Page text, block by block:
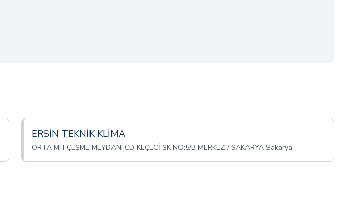
ERSİN TEKNİK KLİMA
ORTA MH ÇEŞME MEYDANI CD KEÇECİ SK NO:5/B MERKEZ / SAKARYA Sakarya